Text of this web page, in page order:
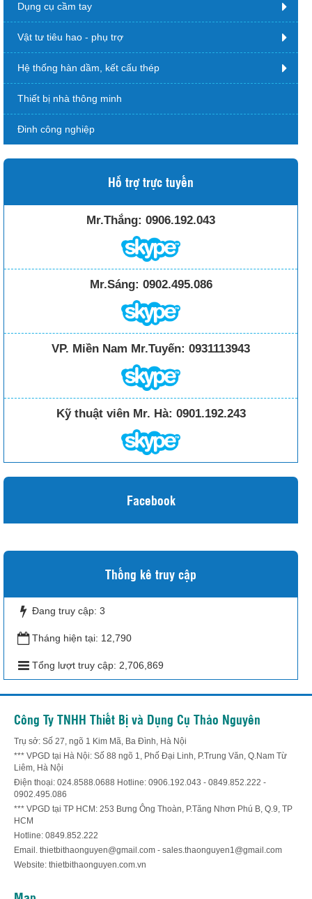
Dụng cụ cầm tay
Vật tư tiêu hao - phụ trợ
Hệ thống hàn dầm, kết cấu thép
Thiết bị nhà thông minh
Đinh công nghiệp
Hỗ trợ trực tuyến
Mr.Thắng: 0906.192.043
Mr.Sáng: 0902.495.086
VP. Miền Nam Mr.Tuyến: 0931113943
Kỹ thuật viên Mr. Hà: 0901.192.243
Facebook
Thống kê truy cập
Đang truy cập: 3
Tháng hiện tại: 12,790
Tổng lượt truy cập: 2,706,869
Công Ty TNHH Thiết Bị và Dụng Cụ Thảo Nguyên
Trụ sở: Số 27, ngõ 1 Kim Mã, Ba Đình, Hà Nội
*** VPGD tại Hà Nội: Số 88 ngõ 1, Phố Đại Linh, P.Trung Văn, Q.Nam Từ
Liêm, Hà Nội
Điện thoại: 024.8588.0688 Hotline: 0906.192.043 - 0849.852.222 -
0902.495.086
*** VPGD tại TP HCM: 253 Bưng Ông Thoàn, P.Tăng Nhơn Phú B, Q.9, TP
HCM
Hotline: 0849.852.222
Email. thietbithaonguyen@gmail.com - sales.thaonguyen1@gmail.com
Website: thietbithaonguyen.com.vn